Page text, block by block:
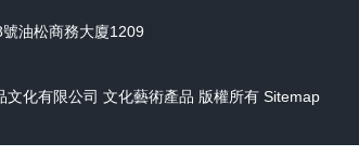
油松商務大廈1209
文化有限公司 文化藝術產品 版權所有 Sitemap